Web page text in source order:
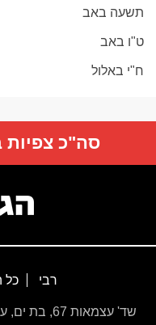
תשעה באב
ט"ו באב
ח"י באלול
סה"כ
רבי כל